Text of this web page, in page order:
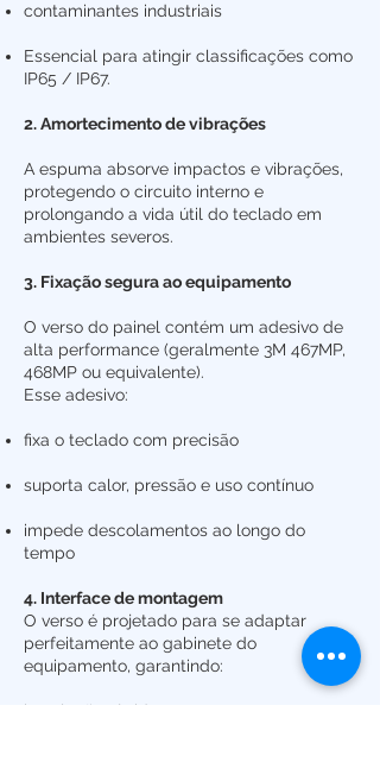
contaminantes industriais
Essencial para atingir classificações como
IP65 / IP67.
2. Amortecimento de vibrações
A espuma absorve impactos e vibrações,
protegendo o circuito interno e
prolongando a vida útil do teclado em
ambientes severos.
3. Fixação segura ao equipamento
O verso do painel contém um adesivo de
alta performance (geralmente 3M 467MP,
468MP ou equivalente).
Esse adesivo:
fixa o teclado com precisão
suporta calor, pressão e uso contínuo
impede descolamentos ao longo do
tempo
4. Interface de montagem
O verso é projetado para se adaptar
perfeitamente ao gabinete do
equipamento, garantindo:
instalação rápida